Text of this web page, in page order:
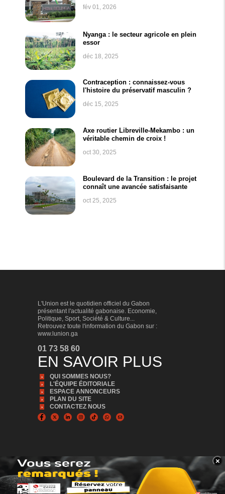
fév 01, 2026
Nyanga : le secteur agricole en plein
essor
déc 18, 2025
Contraception : connaissez-vous
l'histoire du préservatif masculin ?
déc 15, 2025
Axe routier Libreville-Mekambo : un
véritable chemin de croix !
oct 30, 2025
Boulevard de la Transition : le projet
connaît une avancée satisfaisante
oct 25, 2025
BANNER_BAS
×
L'Union est le quotidien officiel du Gabon
présentant l'actualité gabonaise. Economie,
Politique, Sport, Société & Culture...
Retrouvez toute l'information du Gabon sur :
www.lunion.ga
01 73 58 60
EN SAVOIR PLUS
QUI SOMMES NOUS?
L'ÉQUIPE ÉDITORIALE
ESPACE ANNONCEURS
PLAN DU SITE
CONTACTEZ NOUS
© Copyright 2024, Tous droits réservés | L'Union est édité par la Sonapresse
Plus d'infos, Plus proche de vous